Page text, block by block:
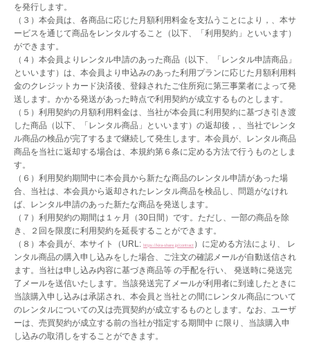
を発行します。
（３）本会員は、各商品に応じた月額利用料金を支払うことにより，、本サ
ービスを通じて商品をレンタルすること（以下、「利用契約」といいます）
ができます。
（４）本会員よりレンタル申請のあった商品（以下、「レンタル申請商品」
といいます）は、本会員より申込みのあった利用プランに応じた月額利用料
金のクレジットカード決済後、登録されたご住所宛に第三事業者によって発
送します。かかる発送があった時点で利用契約が成立するものとします。
（５）利用契約の月額利用料金は、当社が本会員に利用契約に基づき引き渡
した商品（以下、「レンタル商品」といいます）の返却後，、当社でレンタ
ル商品の検品が完了するまで継続して発生します。本会員が、レンタル商品
商品を当社に返却する場合は、本規約第６条に定める方法で行うものとしま
す。
（６）利用契約期間中に本会員から新たな商品のレンタル申請があった場
合、当社は、本会員から返却されたレンタル商品を検品し、問題がなけれ
ば、レンタル申請のあった新たな商品を発送します。
（７）利用契約の期間は１ヶ月（30日間）です。ただし、一部の商品を除
き、２回を限度に利用契約を延長することができます。
（８）本会員が、本サイト（URL: https://kira-share.jp/contract ）に定める方法により、 レ
ンタル商品の購入申し込みをした場合、ご注文の確認メールが自動送信され
ます。当社は申し込み内容に基づき商品等 の手配を行い、 発送時に発送完
了メールを送信いたします。当該発送完了メールが利用者に到達したときに
当該購入申し込みは承諾され、本会員と当社との間にレンタル商品について
のレンタルについての又は売買契約が成立するものとします。なお、ユーザ
ーは、売買契約が成立する前の当社が指定する期間中 に限り、当該購入申
し込みの取消しをすることができます。